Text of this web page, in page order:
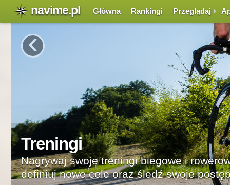
navime.pl Główna Rankingi Przeglądaj
‹